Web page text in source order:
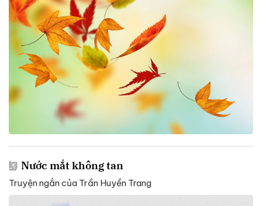
Nước mắt không tan
Truyện ngắn của Trần Huyền Trang